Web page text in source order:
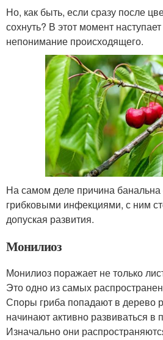
Но, как быть, если сразу после
сохнуть? В этот момент
непонимание происходящего.
На самом деле причина
грибковыми инфекциями, с ним
допуская развития.
Монилиоз
Монилиоз поражает не только
Это одно из самых
Споры гриба попадают в дерево
начинают активно развиваться в
Изначально они